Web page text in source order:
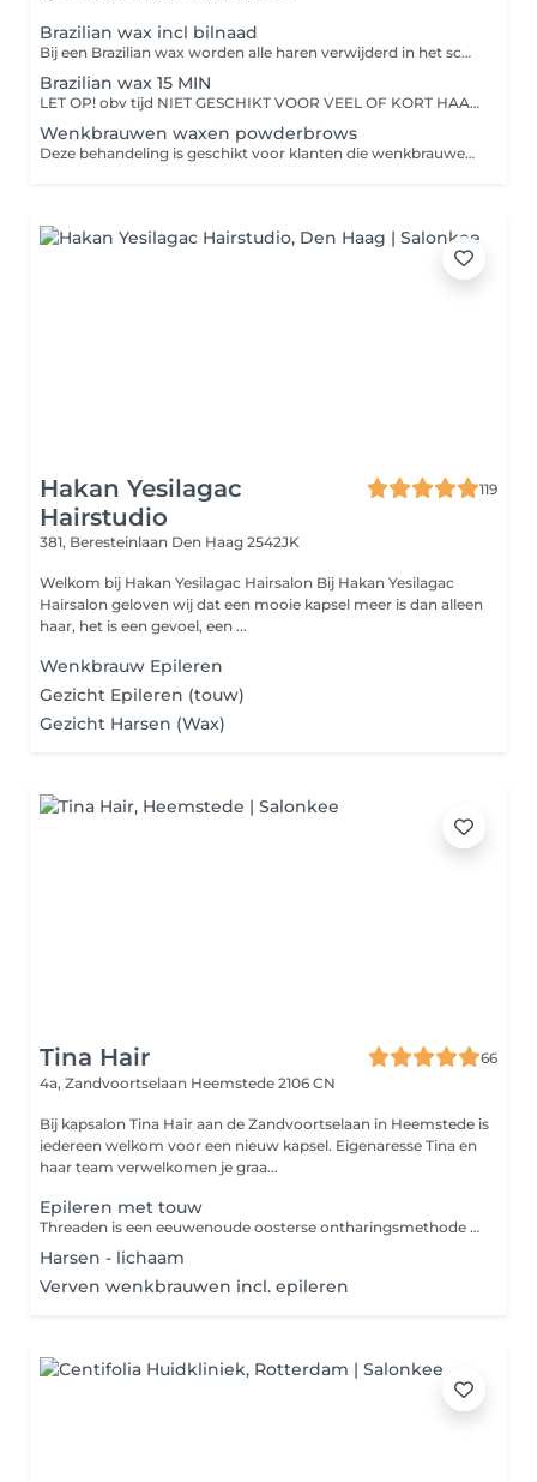
Brazilian wax incl bilnaad
Bij een Brazilian wax worden alle haren verwijderd in het schaamstreekgebied. Na een Brazilian wax hoeft u niet meer bang te zijn voor haren die onder uw slip vandaan komen. U krijgt een bikinilijn met een zachte huid, zonder pukkels en irritaties. Bij een Brazilian blijft alleen een streepje haar op de venusheuvel over inclusief bilnaad. Bij een full brazilian wax worden alle haren verwijdert inclusief bilnaad. De Behandeling: Hoe pijnlijk de behandeling is, is voor iedereen verschillend. Natuurlijk kan het niet zonder pijn. De wax methode die gebruikt wordt is zo snel en pijnloos mogelijk. Het is zeker minder pijnlijk dan u verwacht en de pijn wordt steeds minder hoe vaker u het hebt gedaan. Houdt rekening met uw cyclus, tijdens en voor uw menstruatie bent u meer gevoelig! Hoe meer u zich ontspant, hoe minder last u tijdens de behandeling heeft. Gemiddeld blijven de haartjes zo'n 3-6 weken weg. Dit is geheel afhankelijk van de groeisnelheid welke ook per persoon verschillend is. Haartjes kunnen tijdens de behandeling ook afbreken waardoor deze sneller teruggroeien dan de rest. Door warmte kan het haar ook sneller gaan groeien. Bij regelmatig harsen zal de haargroei langer uitblijven, minder worden en een verfijndere structuur krijgen. Haartjes komen dus in mindere mate en fijner terug! Voor De Behandeling: 2 tot 3 weken niet scheren.
Brazilian wax 15 MIN
LET OP! obv tijd NIET GESCHIKT VOOR VEEL OF KORT HAAR Brazilian wax O.B.V tijd 15 min Special voor klanten die een snelle opfris behandeling willen of heel weinig haar hebben. Niet bedoeld als full brazilian na 4 weken. De behandeling is 15 min met een wekker. De behandeling: Bij een Brazilian wax worden alle haren verwijderd in het schaamstreekgebied. Na een Brazilian wax hoeft u niet meer bang te zijn voor haren die onder uw slip vandaan komen. U krijgt een bikinilijn met een zachte huid, zonder pukkels en irritaties. Bij een Brazilian blijft alleen een streepje haar op de venusheuvel over inclusief bilnaad. Bij een full brazilian wax worden alle haren verwijdert inclusief bilnaad.
Wenkbrauwen waxen powderbrows
Deze behandeling is geschikt voor klanten die wenkbrauwen hebben met powder brows of microblading. Bij het waxen van de wenkbrauwen wordt warme wax op de huid aangebracht om ongewenste haartjes rondom de wenkbrauwen te verwijderen. Het resultaat zijn strakke, mooie wenkbrauwen met een langdurig effect.
Hakan Yesilagac
Hairstudio
119
381, Beresteinlaan Den Haag 2542JK
Welkom bij Hakan Yesilagac Hairsalon Bij Hakan Yesilagac
Hairsalon geloven wij dat een mooie kapsel meer is dan alleen
haar, het is een gevoel, een ...
Wenkbrauw Epileren
Gezicht Epileren (touw)
Gezicht Harsen (Wax)
Tina Hair
66
4a, Zandvoortselaan Heemstede 2106 CN
Bij kapsalon Tina Hair aan de Zandvoortselaan in Heemstede is
iedereen welkom voor een nieuw kapsel. Eigenaresse Tina en
haar team verwelkomen je graa...
Epileren met touw
Threaden is een eeuwenoude oosterse ontharingsmethode die zeer geschikt is voor het gezicht. De haartjes worden met katoenen draden verwijderd, waardoor heel precies en snel gewerkt kan worden. Je kunt kiezen uit je gezicht of gezicht en wenkbrauwen.
Harsen - lichaam
Verven wenkbrauwen incl. epileren